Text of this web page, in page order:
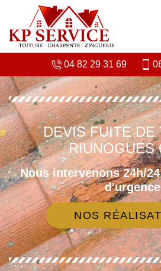
04 82 29 31 69
DEVIS FUITE DE
RIUNOGUES
Nous intervenons 24h/
d'urgence
NOS